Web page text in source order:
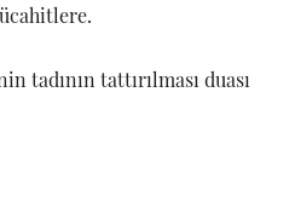
tadının tattırılması duası